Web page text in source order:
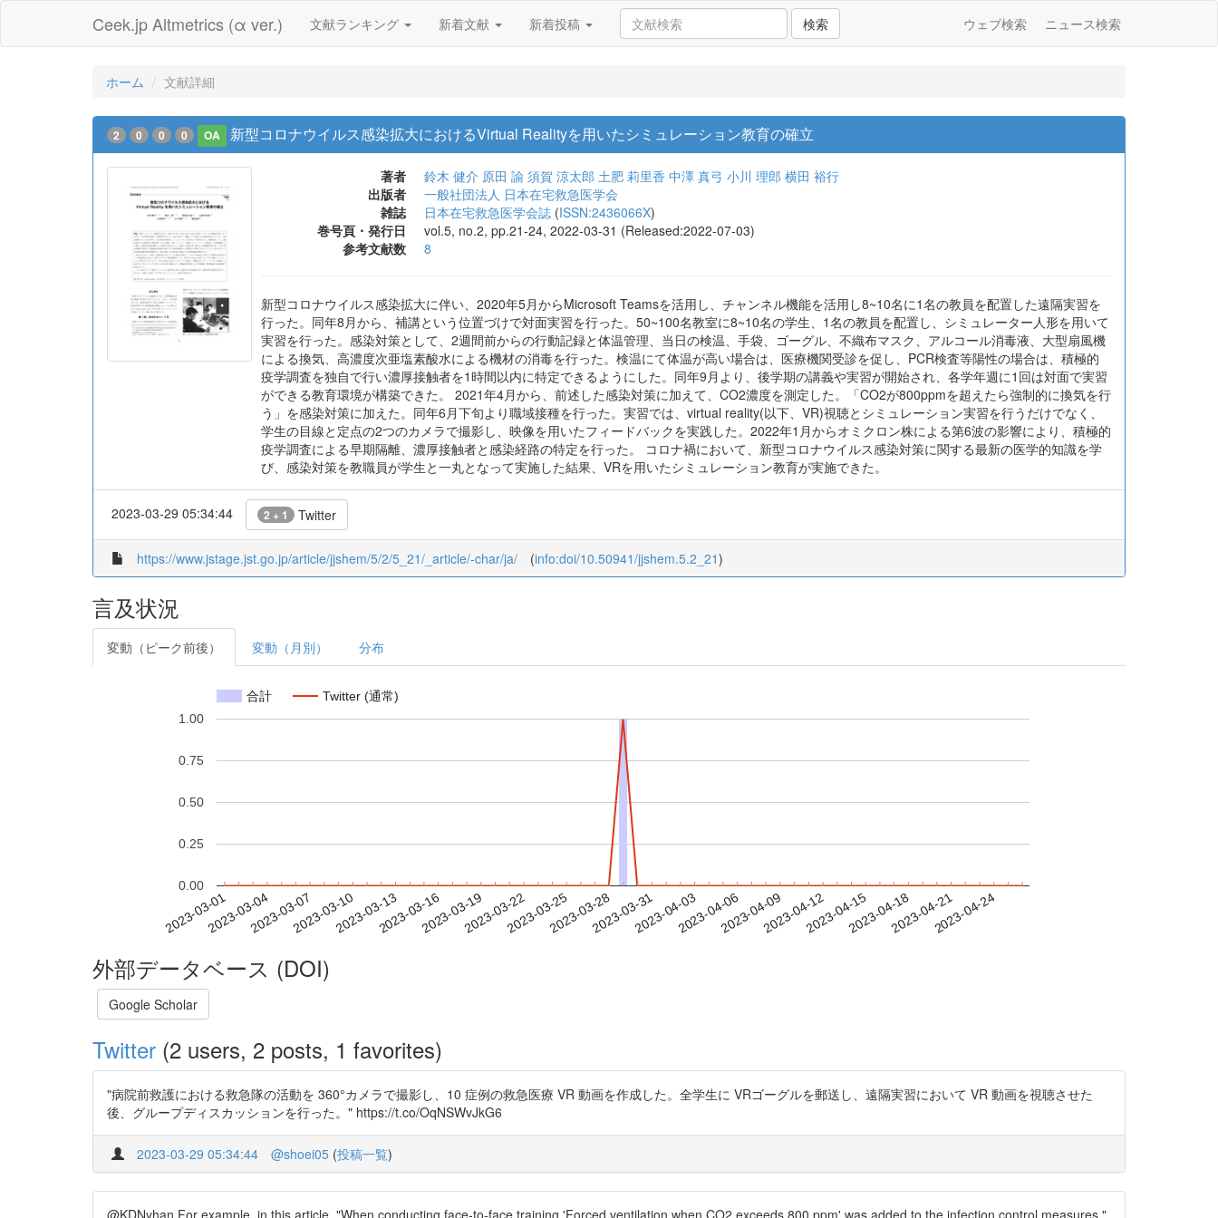
Ceek.jp Altmetrics (α ver.) 文献ランキング 新着文献 新着投稿 検索 ウェブ検索 ニュース検索
ホーム 文献詳細
2 0 0 0 OA 新型コロナウイルス感染拡大におけるVirtual Realityを用いたシミュレーション教育の確立
著者 鈴木 健介 原田 諭 須賀 涼太郎 土肥 莉里香 中澤 真弓 小川 理郎 横田 裕行
出版者
一般社団法人 日本在宅救急医学会
雑誌
日本在宅救急医学会誌 (ISSN:2436066X)
巻号頁・発行日
vol.5, no.2, pp.21-24, 2022-03-31 (Released:2022-07-03)
参考文献数
8
新型コロナウイルス感染拡大に伴い、2020年5月からMicrosoft Teamsを活用し、チャンネル機能を活用し8~10名に1名の教員を配置した遠隔実習を
行った。同年8月から、補講という位置づけで対面実習を行った。50~100名教室に8~10名の学生、1名の教員を配置し、シミュレーター人形を用いて
実習を行った。感染対策として、2週間前からの行動記録と体温管理、当日の検温、手袋、ゴーグル、不織布マスク、アルコール消毒液、大型扇風機
による換気、高濃度次亜塩素酸水による機材の消毒を行った。検温にて体温が高い場合は、医療機関受診を促し、PCR検査等陽性の場合は、積極的
疫学調査を独自で行い濃厚接触者を1時間以内に特定できるようにした。同年9月より、後学期の講義や実習が開始され、各学年週に1回は対面で実習
ができる教育環境が構築できた。 2021年4月から、前述した感染対策に加えて、CO2濃度を測定した。「CO2が800ppmを超えたら強制的に換気を行
う」を感染対策に加えた。同年6月下旬より職域接種を行った。実習では、virtual reality(以下、VR)視聴とシミュレーション実習を行うだけでなく、
学生の目線と定点の2つのカメラで撮影し、映像を用いたフィードバックを実践した。2022年1月からオミクロン株による第6波の影響により、積極的
疫学調査による早期隔離、濃厚接触者と感染経路の特定を行った。 コロナ禍において、新型コロナウイルス感染対策に関する最新の医学的知識を学
び、感染対策を教職員が学生と一丸となって実施した結果、VRを用いたシミュレーション教育が実施できた。
2023-03-29 05:34:44 2 + 1 Twitter
https://www.jstage.jst.go.jp/article/jjshem/5/2/5_21/_article/-char/ja/ (info:doi/10.50941/jjshem.5.2_21)
言及状況
変動（ピーク前後） 変動（月別） 分布
合計 Twitter (通常)
2023-03-012023-03-042023-03-072023-03-102023-03-132023-03-162023-03-192023-03-222023-03-252023-03-282023-03-312023-04-032023-04-062023-04-092023-04-122023-04-152023-04-182023-04-212023-04-24
0.00
0.25
0.50
0.75
1.00
外部データベース (DOI)
Google Scholar
Twitter (2 users, 2 posts, 1 favorites)
"病院前救護における救急隊の活動を 360°カメラで撮影し、10 症例の救急医療 VR 動画を作成した。全学生に VRゴーグルを郵送し、遠隔実習において VR 動画を視聴させた
後、グループディスカッションを行った。" https://t.co/OqNSWvJkG6
2023-03-29 05:34:44 @shoei05 (投稿一覧)
@KDNyhan For example, in this article, "When conducting face-to-face training,'Forced ventilation when CO2 exceeds 800 ppm' was added to the infection control measures."